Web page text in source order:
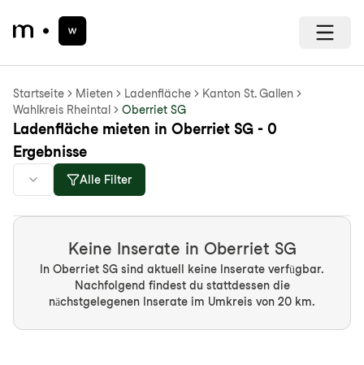
Startseite Mieten Ladenfläche
Kanton St. Gallen
Wahlkreis Rheintal
Oberriet SG
Ladenfläche mieten in Oberriet SG - 0
Ergebnisse
Alle Filter
Keine Inserate in Oberriet SG
In Oberriet SG sind aktuell keine Inserate verfügbar.
Nachfolgend findest du stattdessen die
nächstgelegenen Inserate im Umkreis von 20 km.